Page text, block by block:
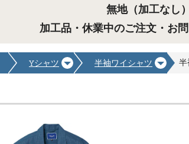
無地（加工なし
加工品・休業中のご注文・お
Yシャツ 半袖ワイシャツ 半